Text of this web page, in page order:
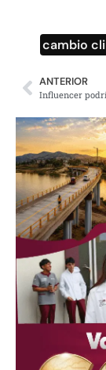
cambio
ANTERIOR